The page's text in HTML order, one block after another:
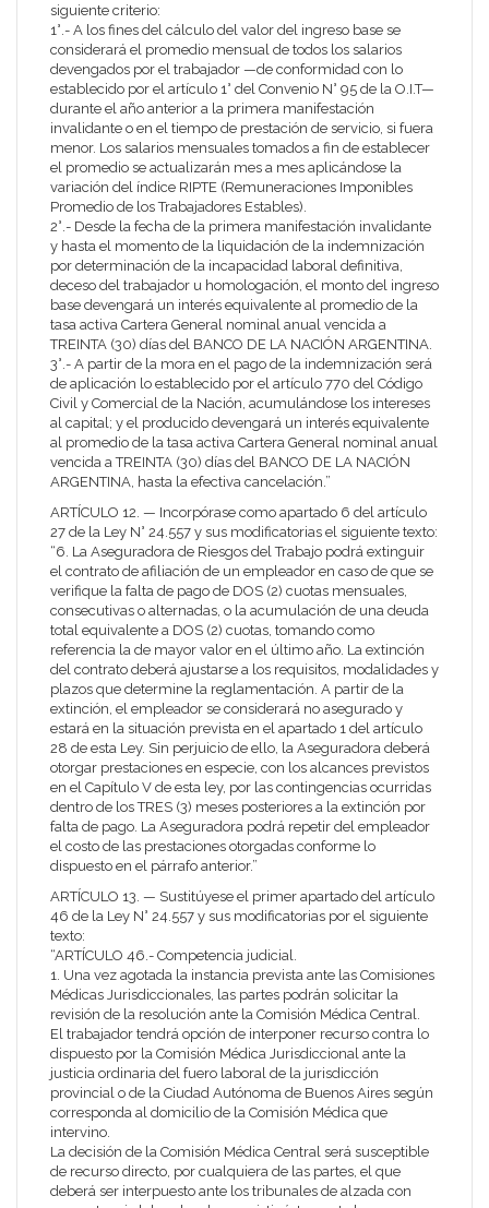
siguiente criterio:
1°.- A los fines del cálculo del valor del ingreso base se
considerará el promedio mensual de todos los salarios
devengados por el trabajador —de conformidad con lo
establecido por el artículo 1° del Convenio N° 95 de la O.I.T—
durante el año anterior a la primera manifestación
invalidante o en el tiempo de prestación de servicio, si fuera
menor. Los salarios mensuales tomados a fin de establecer
el promedio se actualizarán mes a mes aplicándose la
variación del índice RIPTE (Remuneraciones Imponibles
Promedio de los Trabajadores Estables).
2°.- Desde la fecha de la primera manifestación invalidante
y hasta el momento de la liquidación de la indemnización
por determinación de la incapacidad laboral definitiva,
deceso del trabajador u homologación, el monto del ingreso
base devengará un interés equivalente al promedio de la
tasa activa Cartera General nominal anual vencida a
TREINTA (30) días del BANCO DE LA NACIÓN ARGENTINA.
3°.- A partir de la mora en el pago de la indemnización será
de aplicación lo establecido por el artículo 770 del Código
Civil y Comercial de la Nación, acumulándose los intereses
al capital; y el producido devengará un interés equivalente
al promedio de la tasa activa Cartera General nominal anual
vencida a TREINTA (30) días del BANCO DE LA NACIÓN
ARGENTINA, hasta la efectiva cancelación.”
ARTÍCULO 12. — Incorpórase como apartado 6 del artículo
27 de la Ley N° 24.557 y sus modificatorias el siguiente texto:
“6. La Aseguradora de Riesgos del Trabajo podrá extinguir
el contrato de afiliación de un empleador en caso de que se
verifique la falta de pago de DOS (2) cuotas mensuales,
consecutivas o alternadas, o la acumulación de una deuda
total equivalente a DOS (2) cuotas, tomando como
referencia la de mayor valor en el último año. La extinción
del contrato deberá ajustarse a los requisitos, modalidades y
plazos que determine la reglamentación. A partir de la
extinción, el empleador se considerará no asegurado y
estará en la situación prevista en el apartado 1 del artículo
28 de esta Ley. Sin perjuicio de ello, la Aseguradora deberá
otorgar prestaciones en especie, con los alcances previstos
en el Capítulo V de esta ley, por las contingencias ocurridas
dentro de los TRES (3) meses posteriores a la extinción por
falta de pago. La Aseguradora podrá repetir del empleador
el costo de las prestaciones otorgadas conforme lo
dispuesto en el párrafo anterior.”
ARTÍCULO 13. — Sustitúyese el primer apartado del artículo
46 de la Ley N° 24.557 y sus modificatorias por el siguiente
texto:
“ARTÍCULO 46.- Competencia judicial.
1. Una vez agotada la instancia prevista ante las Comisiones
Médicas Jurisdiccionales, las partes podrán solicitar la
revisión de la resolución ante la Comisión Médica Central.
El trabajador tendrá opción de interponer recurso contra lo
dispuesto por la Comisión Médica Jurisdiccional ante la
justicia ordinaria del fuero laboral de la jurisdicción
provincial o de la Ciudad Autónoma de Buenos Aires según
corresponda al domicilio de la Comisión Médica que
intervino.
La decisión de la Comisión Médica Central será susceptible
de recurso directo, por cualquiera de las partes, el que
deberá ser interpuesto ante los tribunales de alzada con